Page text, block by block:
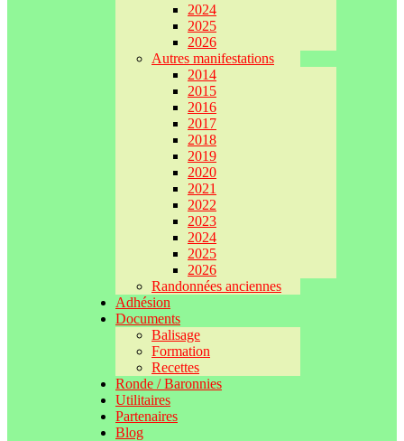
2024
2025
2026
Autres manifestations
2014
2015
2016
2017
2018
2019
2020
2021
2022
2023
2024
2025
2026
Randonnées anciennes
Adhésion
Documents
Balisage
Formation
Recettes
Ronde / Baronnies
Utilitaires
Partenaires
Blog